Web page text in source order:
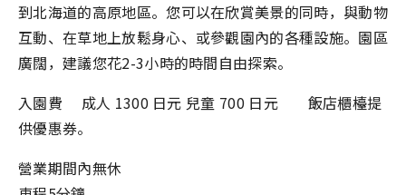
到北海道的高原地區。您可以在欣賞美景的同時，與動物
互動、在草地上放鬆身心、或參觀園內的各種設施。園區
廣闊，建議您花2-3小時的時間自由探索。
入園費 成人 1300 日元 兒童 700 日元 飯店櫃檯提
供優惠券。
營業期間內無休